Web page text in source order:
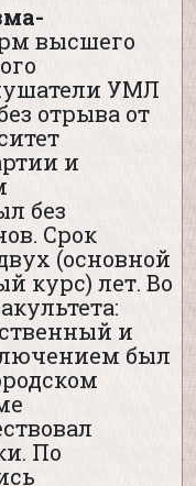
высшего
УМЛ
отрыва от
и
без
Срок
(основной
курс) лет. Во
и
был
По